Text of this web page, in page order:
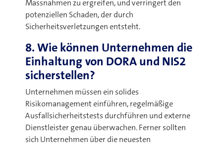
Massnahmen zu ergreifen, und verringert den
potenziellen Schaden, der durch
Sicherheitsverletzungen entsteht.
8. Wie können Unternehmen die
Einhaltung von DORA und NIS2
sicherstellen?
Unternehmen müssen ein solides
Risikomanagement einführen, regelmäßige
Ausfallsicherheitstests durchführen und externe
Dienstleister genau überwachen. Ferner sollten
sich Unternehmen über die neuesten